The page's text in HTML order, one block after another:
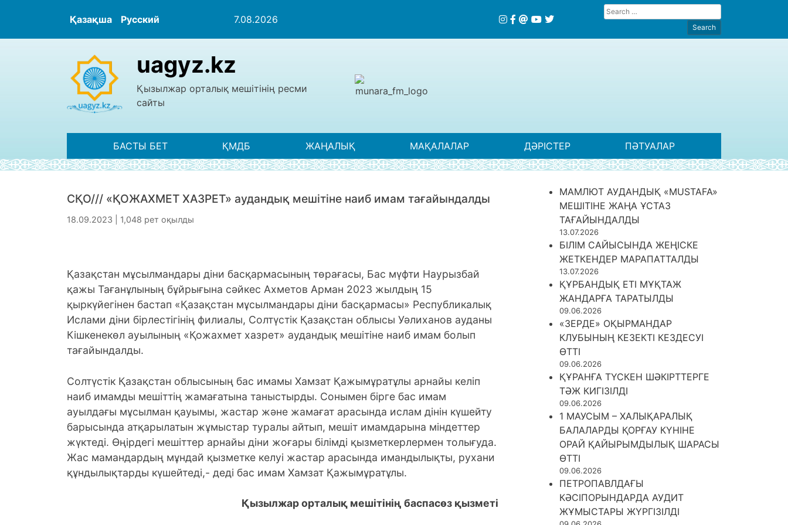
Қазақша Русский 7.08.2026
uagyz.kz
Қызылжар орталық мешітінің ресми
сайты
БАСТЫ БЕТ ҚМДБ ЖАҢАЛЫҚ МАҚАЛАЛАР ДӘРІСТЕР ПӘТУАЛАР
СҚО/// «ҚОЖАХМЕТ ХАЗРЕТ» аудандық мешітіне наиб имам тағайындалды
18.09.2023 | 1,048 рет оқылды
Қазақстан мұсылмандары діни басқармасының төрағасы, Бас мүфти Наурызбай
қажы Тағанұлының бұйрығына сәйкес Ахметов Арман 2023 жылдың 15
қыркүйегінен бастап «Қазақстан мұсылмандары діни басқармасы» Республикалық
Ислами діни бірлестігінің филиалы, Солтүстік Қазақстан облысы Уәлиханов ауданы
Кішкенекөл ауылының «Қожахмет хазрет» аудандық мешітіне наиб имам болып
тағайындалды.
Солтүстік Қазақстан облысының бас имамы Хамзат Қажымұратұлы арнайы келіп
наиб имамды мешіттің жамағатына таныстырды. Сонымен бірге бас имам
ауылдағы мұсылман қауымы, жастар және жамағат арасында ислам дінін күшейту
барысында атқарылатын жұмыстар туралы айтып, мешіт имамдарына міндеттер
жүктеді. Өңірдегі мешіттер арнайы діни жоғары білімді қызметкерлермен толығуда.
Жас мамандардың мұндай қызметке келуі жастар арасында имандылықты, рухани
құндылықтарды күшейтеді,- деді бас имам Хамзат Қажымұратұлы.
Қызылжар орталық мешітінің баспасөз қызметі
МАМЛЮТ АУДАНДЫҚ «MUSTAFA»
МЕШІТІНЕ ЖАҢА ҰСТАЗ
ТАҒАЙЫНДАЛДЫ
13.07.2026
БІЛІМ САЙЫСЫНДА ЖЕҢІСКЕ
ЖЕТКЕНДЕР МАРАПАТТАЛДЫ
13.07.2026
ҚҰРБАНДЫҚ ЕТІ МҰҚТАЖ
ЖАНДАРҒА ТАРАТЫЛДЫ
09.06.2026
«ЗЕРДЕ» ОҚЫРМАНДАР
КЛУБЫНЫҢ КЕЗЕКТІ КЕЗДЕСУІ
ӨТТІ
09.06.2026
ҚҰРАНҒА ТҮСКЕН ШӘКІРТТЕРГЕ
ТӘЖ КИГІЗІЛДІ
09.06.2026
1 МАУСЫМ – ХАЛЫҚАРАЛЫҚ
БАЛАЛАРДЫ ҚОРҒАУ КҮНІНЕ
ОРАЙ ҚАЙЫРЫМДЫЛЫҚ ШАРАСЫ
ӨТТІ
09.06.2026
ПЕТРОПАВЛДАҒЫ
КӘСІПОРЫНДАРДА АУДИТ
ЖҰМЫСТАРЫ ЖҮРГІЗІЛДІ